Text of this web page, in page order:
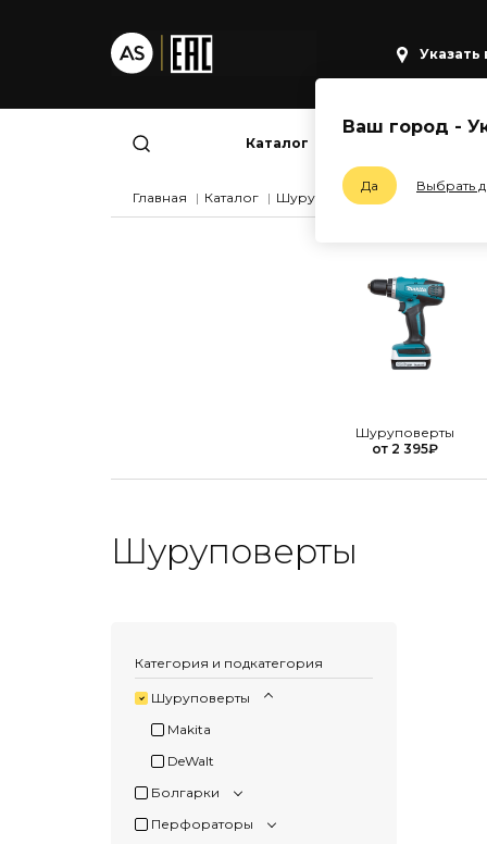
Указать
Ваш город -
Да Выбрать
Каталог
Главная Каталог Шуруповерты
Шуруповерты
от 2 395₽
Шуруповерты
Категория и подкатегория
Шуруповерты
Makita
DeWalt
Болгарки
Перфораторы